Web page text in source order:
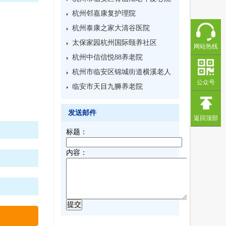
杭州邻嘉康复护理院
杭州泰康之家大清谷医院
太保家园杭州国际颐养社区
杭州中信信悦88养老院
杭州市临安区锦城街道横溪老人
寄养院
临安市天目九狮养老院
发送邮件
标题：
内容：
网站热线
公众号
返回顶部